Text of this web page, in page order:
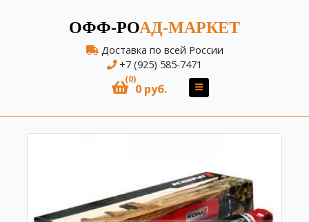
ОФФ-РОАД-МАРКЕТ
Доставка по всей России
+7 (925) 585-7471
(0)
0 руб.